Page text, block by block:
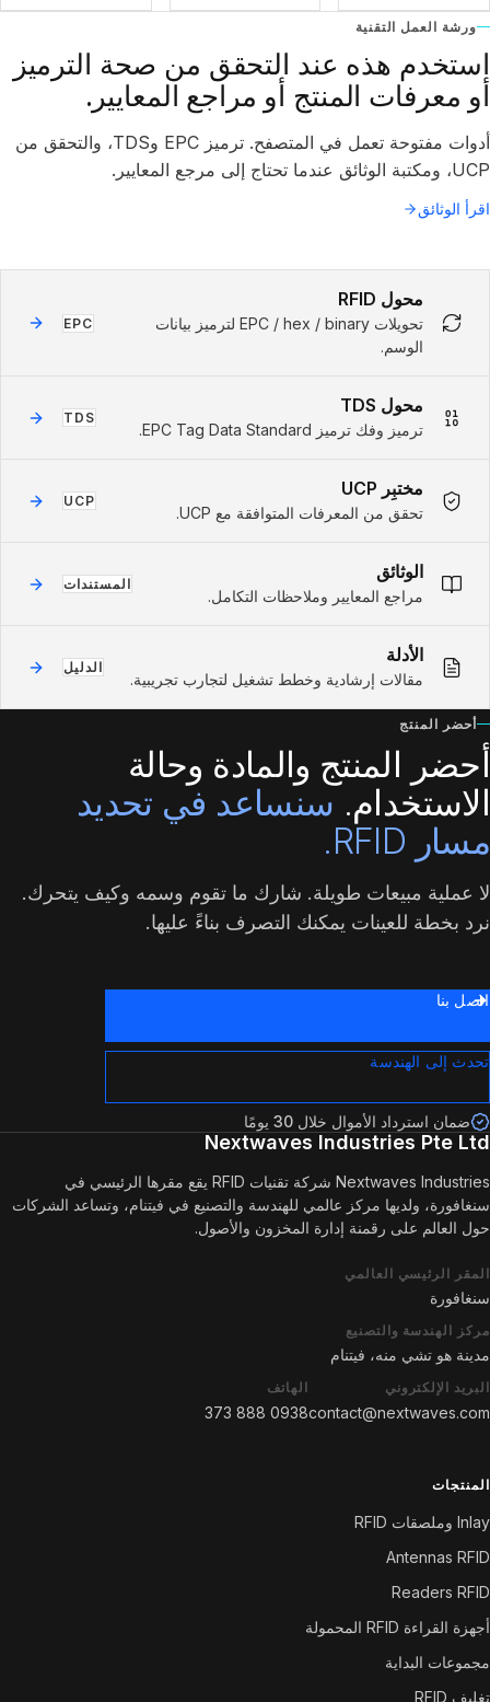
ورشة العمل التقنية
استخدم هذه عند التحقق من صحة الترميز
أو معرفات المنتج أو مراجع المعايير.
أدوات مفتوحة تعمل في المتصفح. ترميز EPC وTDS، والتحقق من
UCP، ومكتبة الوثائق عندما تحتاج إلى مرجع المعايير.
اقرأ الوثائق
محول RFID
تحويلات EPC / hex / binary لترميز بيانات
الوسم.
EPC
محول TDS
ترميز وفك ترميز EPC Tag Data Standard.
TDS
مختبِر UCP
تحقق من المعرفات المتوافقة مع UCP.
UCP
الوثائق
مراجع المعايير وملاحظات التكامل.
المستندات
الأدلة
مقالات إرشادية وخطط تشغيل لتجارب تجريبية.
الدليل
أحضر المنتج
أحضر المنتج والمادة وحالة
الاستخدام. سنساعد في تحديد
مسار RFID.
لا عملية مبيعات طويلة. شارك ما تقوم وسمه وكيف يتحرك.
نرد بخطة للعينات يمكنك التصرف بناءً عليها.
اتصل بنا
تحدث إلى الهندسة
ضمان استرداد الأموال خلال 30 يومًا
Nextwaves Industries Pte Ltd
Nextwaves Industries شركة تقنيات RFID يقع مقرها الرئيسي في
سنغافورة، ولديها مركز عالمي للهندسة والتصنيع في فيتنام، وتساعد الشركات
حول العالم على رقمنة إدارة المخزون والأصول.
المقر الرئيسي العالمي
سنغافورة
مركز الهندسة والتصنيع
مدينة هو تشي منه، فيتنام
البريد الإلكتروني
contact@nextwaves.com
الهاتف
0938 888 373
المنتجات
Inlay وملصقات RFID
Antennas RFID
Readers RFID
أجهزة القراءة RFID المحمولة
مجموعات البداية
تغليف RFID